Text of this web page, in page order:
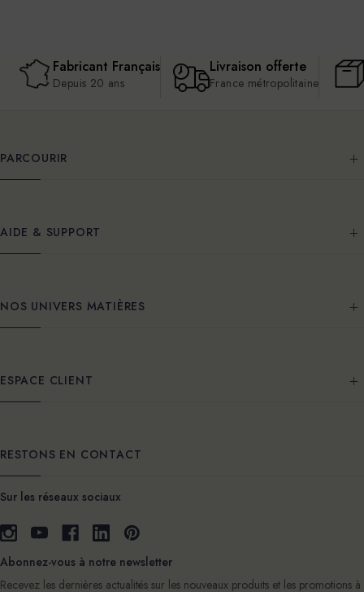
Fabricant Français
Depuis 20 ans
Livraison offerte
France métropolitaine
PARCOURIR
AIDE & SUPPORT
NOS UNIVERS MATIÈRES
ESPACE CLIENT
RESTONS EN CONTACT
Sur les réseaux sociaux
Abonnez-vous à notre newsletter
Recevez les dernières actualités sur les nouveaux produits et les promotions à